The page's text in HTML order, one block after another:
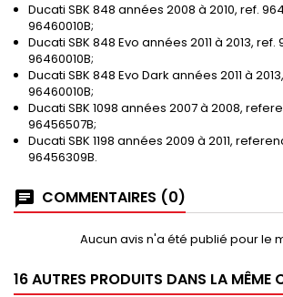
Ducati SBK 848 années 2008 à 2010, ref.
96460010B;
Ducati SBK 848 Evo années 2011 à 2013, ref.
96460010B;
Ducati SBK 848 Evo Dark années 2011 à
96460010B;
Ducati SBK 1098 années 2007 à 2008,
96456507B;
Ducati SBK 1198 années 2009 à 2011,
96456309B.
COMMENTAIRES (0)
Aucun avis n'a été publié pour le
16 AUTRES PRODUITS DANS LA MÊME